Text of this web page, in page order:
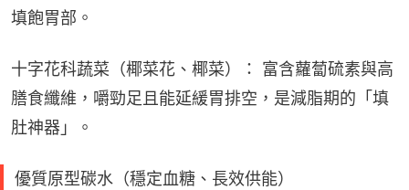
填飽胃部。
十字花科蔬菜（椰菜花、椰菜）： 富含蘿蔔硫素與高
膳食纖維，嚼勁足且能延緩胃排空，是減脂期的「填
肚神器」。
優質原型碳水（穩定血糖、長效供能）